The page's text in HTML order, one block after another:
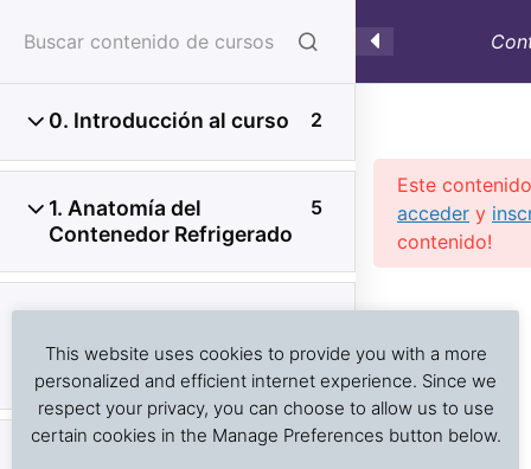
Investigación de daños a alimentos en contenedores
temperatura, ventilación, demoras, condición del
producto, embalaje, estiba y transferencia de carga.
0. Introducción al curso 2
1. Anatomía del
Contenedor Refrigerado
5
refrigerados: Parámetros
de funcionamiento
Este
acceder y
contenido!
This website uses cookies to provide you with a more
personalized and efficient internet experience. Since we
respect your privacy, you can choose to allow us to use
certain cookies in the Manage Preferences button below.